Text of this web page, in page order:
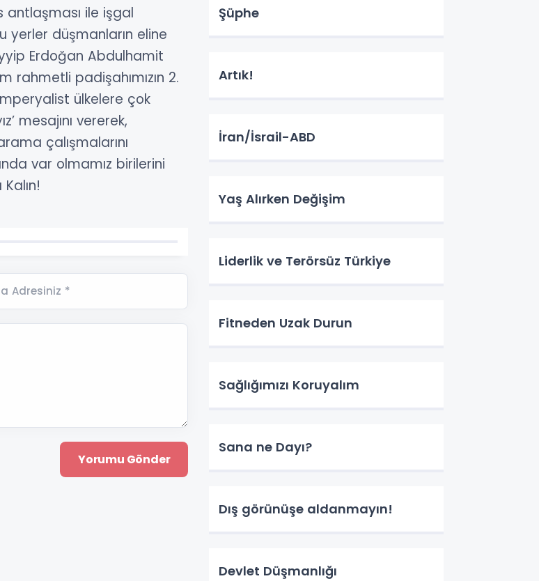
antlaşması ile işgal
yerler düşmanların eline
Erdoğan Abdulhamit
rahmetli padişahımızın 2.
ülkelere çok
mesajını vererek,
çalışmalarını
var olmamız birilerini
Adresiniz *
Şüphe
Artık!
İran/İsrail-ABD
Yaş Alırken Değişim
Liderlik ve Terörsüz Türkiye
Fitneden Uzak Durun
Sağlığımızı Koruyalım
Sana ne Dayı?
Dış görünüşe aldanmayın!
Devlet Düşmanlığı